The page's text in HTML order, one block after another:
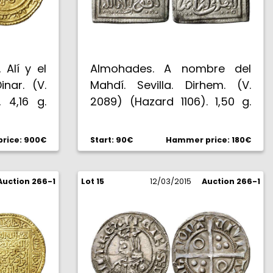
Alí y el
(V.
4,16 g.
900€
Almohades. A nombre del
Mahdí. Sevilla. Dirhem. (V.
2089) (Hazard 1106). 1,50 g.
muy cuidada. Bella. Rara así.
EBC+.
Start: 90€ Hammer price: 180€
266-1 Lot 15 12/03/2015 Auction 266-1